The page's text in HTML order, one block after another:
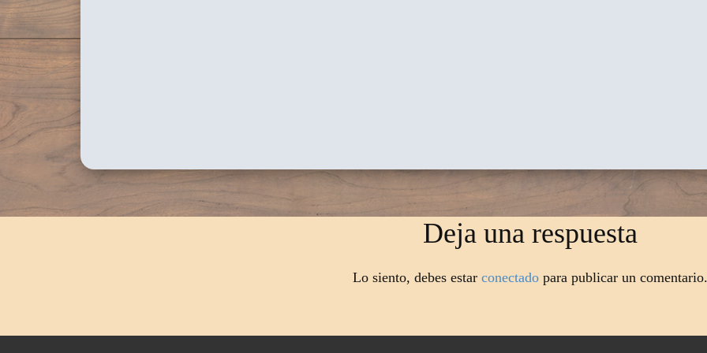
Deja una respuesta
Lo siento, debes estar conectado para publicar un comentario.